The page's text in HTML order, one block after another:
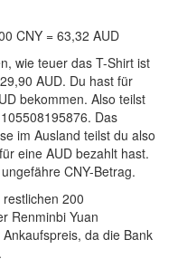
CNY = 63,32 AUD
wie teuer das T-Shirt ist
AUD. Du hast für
bekommen. Also teilst
Das
im Ausland teilst du also
eine AUD bezahlt hast.
CNY-Betrag.
200
Renminbi Yuan
da die Bank